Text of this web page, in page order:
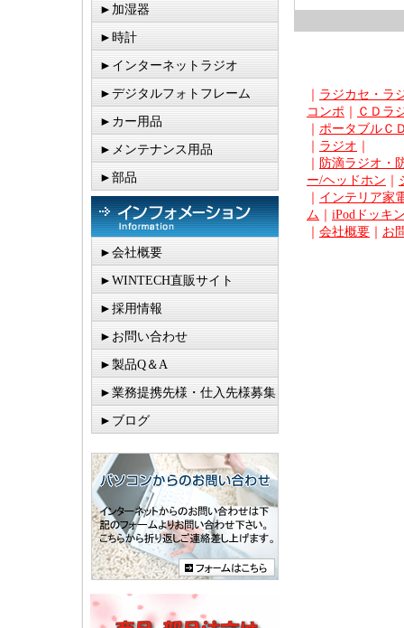
►加湿器
►時計
►インターネットラジオ
►デジタルフォトフレーム
►カー用品
►メンテナンス用品
►部品
►会社概要
►WINTECH直販サイト
►採用情報
►お問い合わせ
►製品Q＆A
►業務提携先様・仕入先様募集
►ブログ
｜ ラジカセ・ラ
コンポ ｜ ＣＤラ
｜ ポータブルＣ
｜ ラジオ ｜
｜ 防滴ラジオ・
ー/ヘッドホン ｜
｜ インテリア家
ム ｜ iPodドッキ
｜ 会社概要 ｜ お